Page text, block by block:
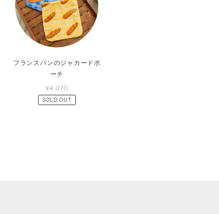
フランスパンのジャカードポ
ーチ
¥4,070
SOLD OUT